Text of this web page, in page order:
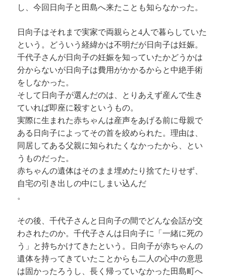
し、今回日向子と田島へ来たことも知らなかった。
日向子はそれまで実家で両親らと4人で暮らしていた
という。どういう経緯かは不明だが日向子は妊娠。
千代子さんが日向子の妊娠を知っていたかどうかは
分からないが日向子は費用がかかるからと中絶手術
をしなかった。
そして日向子が選んだのは、とりあえず産んで生き
ていれば即座に殺すというもの。
実際に生まれた赤ちゃんは産声をあげる前に母親で
ある日向子によってその首を絞められた。理由は、
同居してある父親に知られたくなかったから、とい
うものだった。
赤ちゃんの遺体はそのまま埋めたり捨てたりせず、
自宅の引き出しの中にしまい込んだ
。
その後、千代子さんと日向子の間でどんな会話が交
わされたのか。千代子さんは日向子に「一緒に死の
う」と持ちかけてきたという。日向子が赤ちゃんの
遺体を持ってきていたことからも二人の心中の意思
は固かったろうし、長く帰っていなかった田島町へ